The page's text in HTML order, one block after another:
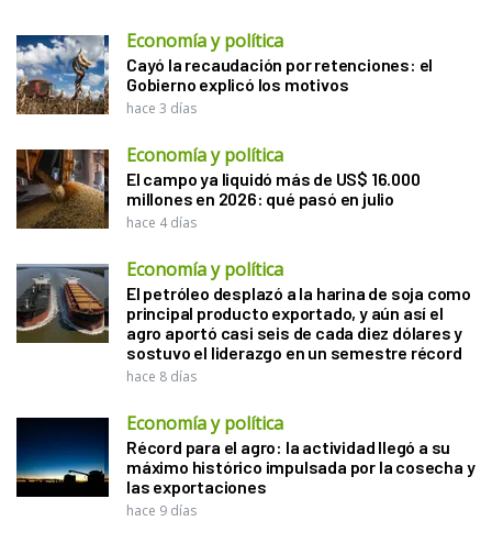
Economía y política
Cayó la recaudación por retenciones: el
Gobierno explicó los motivos
hace 3 días
Economía y política
El campo ya liquidó más de US$ 16.000
millones en 2026: qué pasó en julio
hace 4 días
Economía y política
El petróleo desplazó a la harina de soja como
principal producto exportado, y aún así el
agro aportó casi seis de cada diez dólares y
sostuvo el liderazgo en un semestre récord
hace 8 días
Economía y política
Récord para el agro: la actividad llegó a su
máximo histórico impulsada por la cosecha y
las exportaciones
hace 9 días